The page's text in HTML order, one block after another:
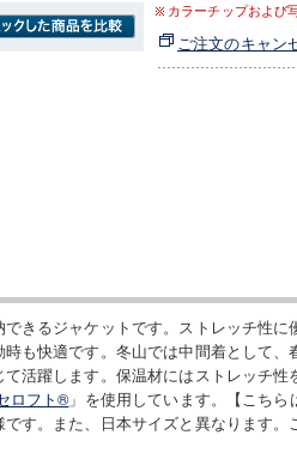
カラーチップおよび
ご注文のキャン
きるジャケットです。ストレッチ性
も快適です。冬山では中間着として
活躍します。保温材にはストレッチ
ロフト®」を使用しています。【こち
す。また、日本サイズと異なります